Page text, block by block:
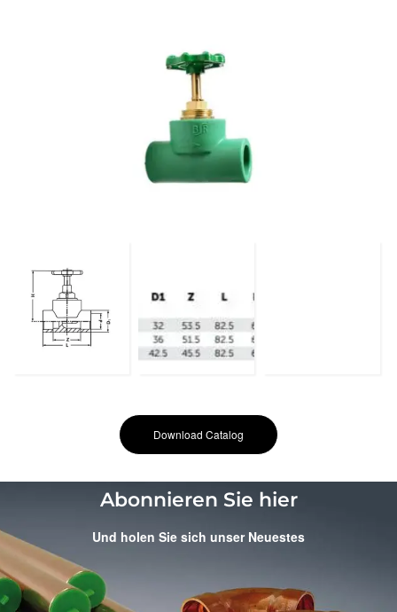
Download Catalog
Abonnieren Sie hier
Und holen Sie sich unser Neuestes